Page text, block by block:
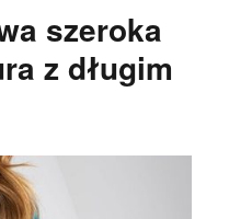
szeroka
z długim